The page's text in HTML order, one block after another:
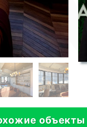
объекты